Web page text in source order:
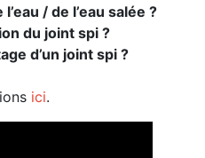
/ de l’eau salée ?
du joint spi ?
d’un joint spi ?
ici.